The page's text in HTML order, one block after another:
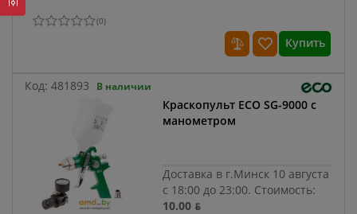
(0)
Купить
Код: 481893 В наличии
Краскопульт ECO SG-9000 с
манометром
Доставка в г.Минск 10 августа
с 18:00 до 23:00. Стоимость:
10.00 ƃ